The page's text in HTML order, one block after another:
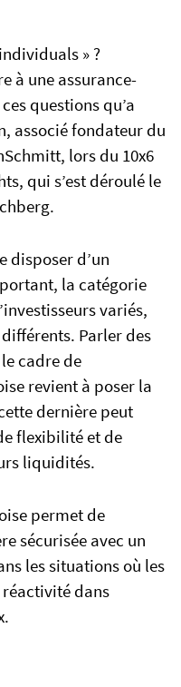
» ?
à une assurance-
questions qu’a
associé fondateur du
lors du 10x6
qui s’est déroulé le
disposer d’un
la catégorie
variés,
Parler des
cadre de
revient à poser la
dernière peut
flexibilité et de
liquidités.
permet de
sécurisée avec un
les situations où les
dans